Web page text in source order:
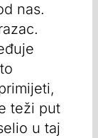
nas.
teži put
u taj